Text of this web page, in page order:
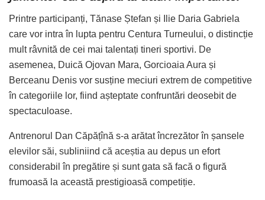
Printre participanți, Tănase Ștefan și Ilie Daria Gabriela
care vor intra în lupta pentru Centura Turneului, o distincție
mult râvnită de cei mai talentați tineri sportivi. De
asemenea, Duică Ojovan Mara, Gorcioaia Aura și
Berceanu Denis vor susține meciuri extrem de competitive
în categoriile lor, fiind așteptate confruntări deosebit de
spectaculoase.
Antrenorul Dan Căpățînă s-a arătat încrezător în șansele
elevilor săi, subliniind că aceștia au depus un efort
considerabil în pregătire și sunt gata să facă o figură
frumoasă la această prestigioasă competiție.